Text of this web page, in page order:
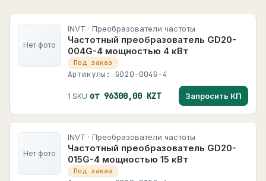
Нет фото
INVT · Преобразователи частоты
Частотный преобразователь GD20-
004G-4 мощностью 4 кВт
Под заказ
Артикулы: GD20-004G-4
1 SKU от 96300,00 KZT Запросить КП
Нет фото
INVT · Преобразователи частоты
Частотный преобразователь GD20-
015G-4 мощностью 15 кВт
Под заказ